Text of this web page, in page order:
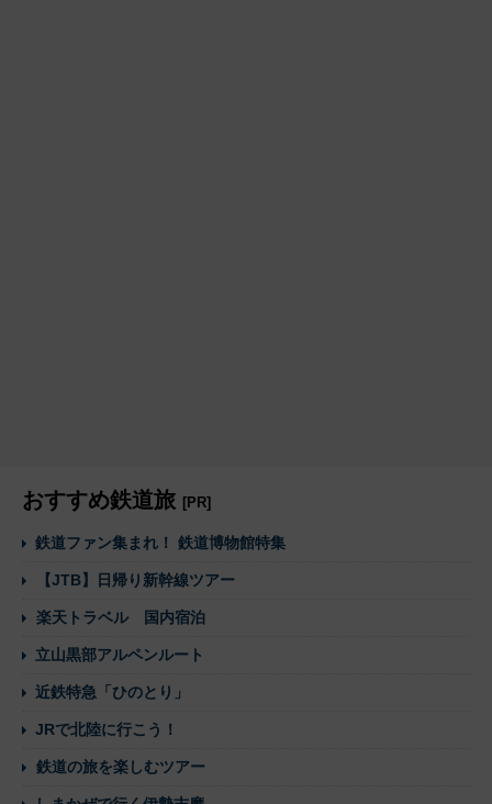
おすすめ鉄道旅 [PR]
鉄道ファン集まれ！ 鉄道博物館特集
【JTB】日帰り新幹線ツアー
楽天トラベル 国内宿泊
立山黒部アルペンルート
近鉄特急「ひのとり」
JRで北陸に行こう！
鉄道の旅を楽しむツアー